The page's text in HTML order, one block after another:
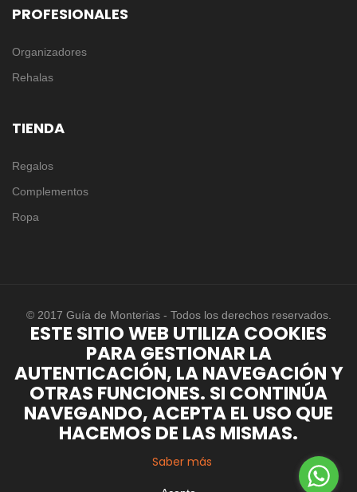
PROFESIONALES
Organizadores
Rehalas
TIENDA
Regalos
Complementos
Ropa
© 2017 Guía de Monterias - Todos los derechos reservados.
ESTE SITIO WEB UTILIZA COOKIES
PARA GESTIONAR LA
AUTENTICACIÓN, LA NAVEGACIÓN Y
OTRAS FUNCIONES. SI CONTINÚA
NAVEGANDO, ACEPTA EL USO QUE
HACEMOS DE LAS MISMAS.
Saber más